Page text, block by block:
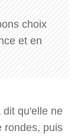
choix
et en
dit qu'elle ne
rondes, puis